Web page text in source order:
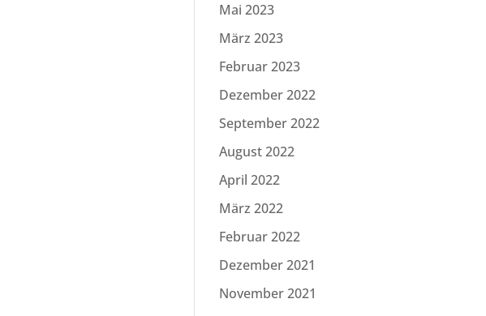
Mai 2023
März 2023
Februar 2023
Dezember 2022
September 2022
August 2022
April 2022
März 2022
Februar 2022
Dezember 2021
November 2021